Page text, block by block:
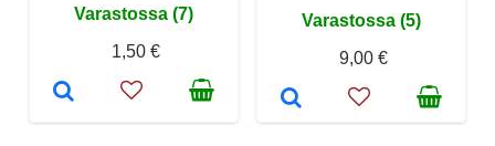
Varastossa (7)
1,50 €
Varastossa (5)
9,00 €